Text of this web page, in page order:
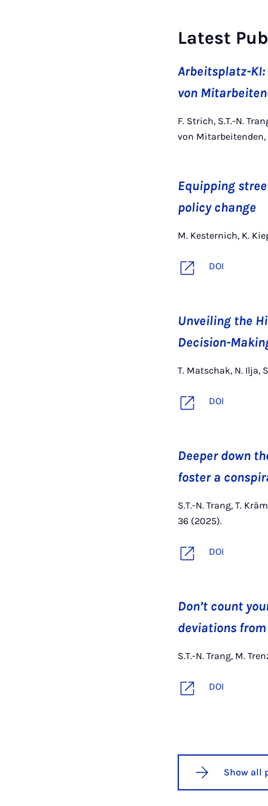
Latest
Arbeitsplatz-
von
F. Strich, S.T.-N.
von
Equipping
policy change
M. Kesternich, K.
DOI
Unveiling the
Decision-
T. Matschak, N. Ilja,
DOI
Deeper down
foster a
S.T.-N. Trang, T.
36 (2025).
DOI
Don’t count
deviations
S.T.-N. Trang, M.
DOI
Show all